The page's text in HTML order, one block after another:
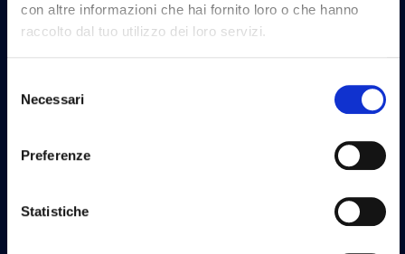
con altre informazioni che hai fornito loro o che hanno
raccolto dal tuo utilizzo dei loro servizi.
delNecessari
Preferenze
Statistiche